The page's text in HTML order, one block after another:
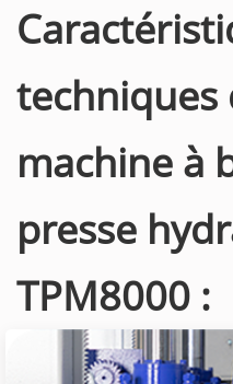
techniques
machine à
presse
TPM8000 :